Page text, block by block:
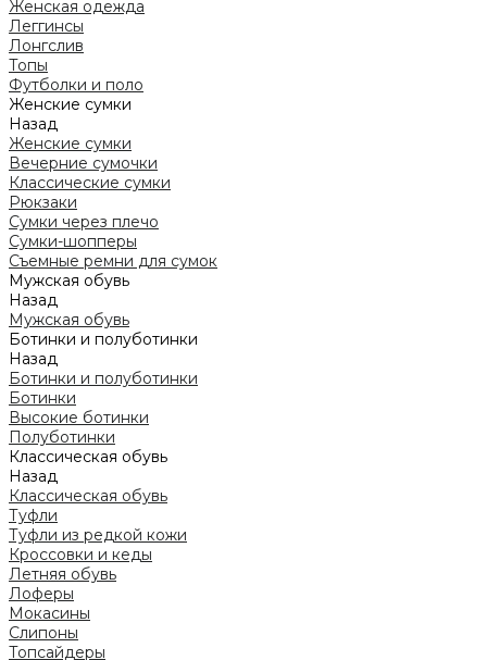
Женская одежда
Леггинсы
Лонгслив
Топы
Футболки и поло
Женские сумки
Назад
Женские сумки
Вечерние сумочки
Классические сумки
Рюкзаки
Сумки через плечо
Сумки-шопперы
Съемные ремни для сумок
Мужская обувь
Назад
Мужская обувь
Ботинки и полуботинки
Назад
Ботинки и полуботинки
Ботинки
Высокие ботинки
Полуботинки
Классическая обувь
Назад
Классическая обувь
Туфли
Туфли из редкой кожи
Кроссовки и кеды
Летняя обувь
Лоферы
Мокасины
Слипоны
Топсайдеры